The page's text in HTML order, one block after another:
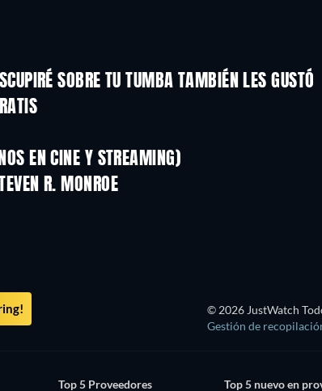
SOBRE TU TUMBA TAMBIÉN LES GUSTÓ
EN CINE Y STREAMING)
R. MONROE
© 2026 JustWatch
Gestión de
Top 5 Proveedores Top 5 nuevo en